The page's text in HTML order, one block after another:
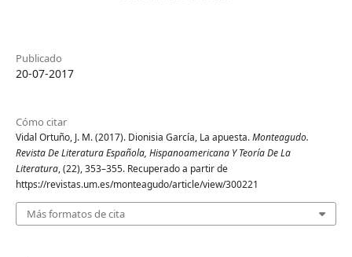
Publicado
20-07-2017
Cómo citar
Vidal Ortuño, J. M. (2017). Dionisia García, La apuesta.Monteagudo.
Revista De Literatura Española, Hispanoamericana Y Teoría De La
Literatura, (22), 353–355. Recuperado a partir de
https://revistas.um.es/monteagudo/article/view/300221
Más formatos de cita